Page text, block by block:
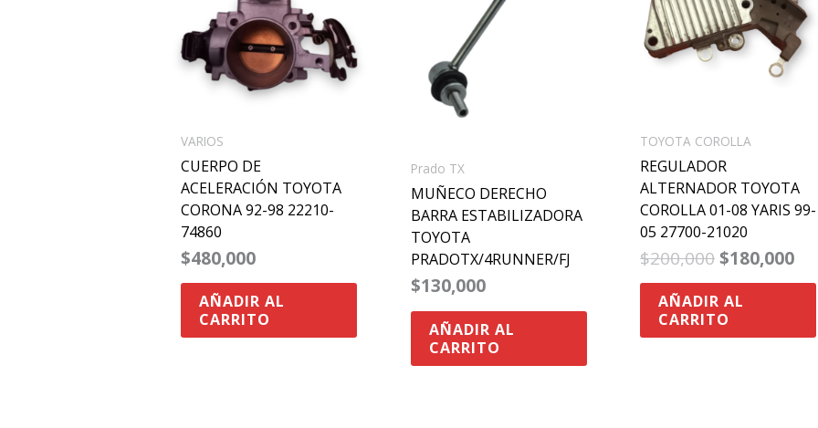
VARIOS
CUERPO DE
ACELERACIÓN TOYOTA
CORONA 92-98 22210-
74860
$480,000
AÑADIR AL
CARRITO
Prado TX
MUÑECO DERECHO
BARRA ESTABILIZADORA
TOYOTA
PRADOTX/4RUNNER/FJ
$130,000
AÑADIR AL
CARRITO
TOYOTA COROLLA
REGULADOR
ALTERNADOR TOYOTA
COROLLA 01-08 YARIS 99-
05 27700-21020
$200,000 $180,000
AÑADIR AL
CARRITO